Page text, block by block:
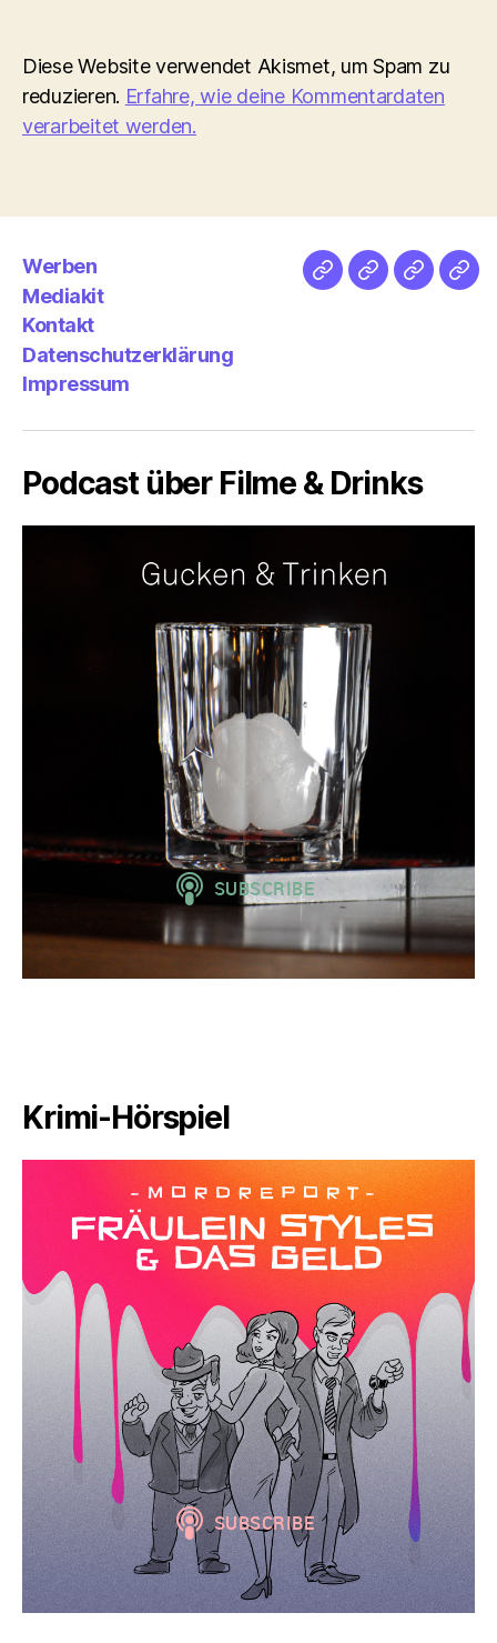
Diese Website verwendet Akismet, um Spam zu
reduzieren. Erfahre, wie deine Kommentardaten
verarbeitet werden.
Werben
Mediakit
Kontakt
Datenschutzerklärung
Impressum
NetzMedien
Podcast über Filme & Drinks
Krimi-Hörspiel